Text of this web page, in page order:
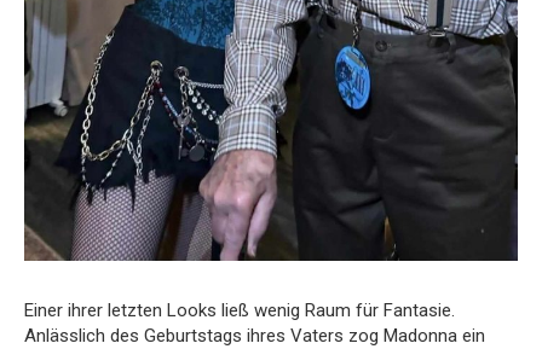
Einer ihrer letzten Looks ließ wenig Raum für Fantasie.
Anlässlich des Geburtstags ihres Vaters zog Madonna ein